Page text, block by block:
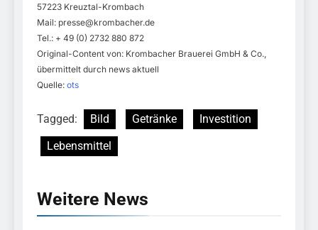
57223 Kreuztal-Krombach
Mail: presse@krombacher.de
Tel.: + 49 (0) 2732 880 872
Original-Content von: Krombacher Brauerei GmbH & Co.,
übermittelt durch news aktuell
Quelle: ots
Tagged: Bild Getränke
Investition
Lebensmittel
Weitere News